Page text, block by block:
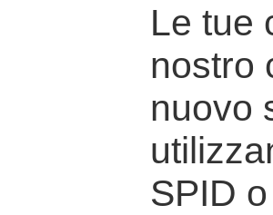
Le tue
nostro
nuovo
SPID